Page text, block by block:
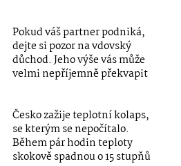
Pokud váš partner podniká,
dejte si pozor na vdovský
důchod. Jeho výše vás může
velmi nepříjemně překvapit
Česko zažije teplotní kolaps,
se kterým se nepočítalo.
Během pár hodin teploty
skokově spadnou o 15 stupňů